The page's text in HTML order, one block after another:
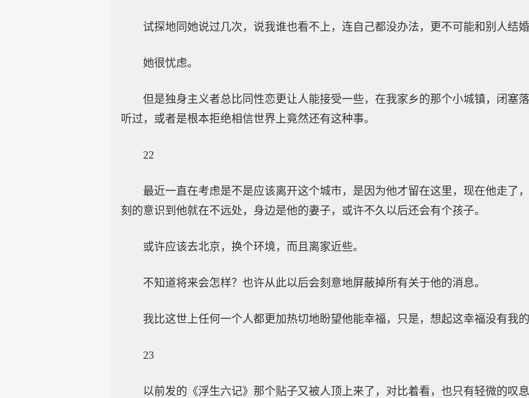
试探地同她说过几次，说我谁也看不上，连自己都没办法，更不可能和别人结
她很忧虑。
但是独身主义者总比同性恋更让人能接受一些，在我家乡的那个小城镇，闭塞
听过，或者是根本拒绝相信世界上竟然还有这种事。
22
最近一直在考虑是不是应该离开这个城市，是因为他才留在这里，现在他走了
刻的意识到他就在不远处，身边是他的妻子，或许不久以后还会有个孩子。
或许应该去北京，换个环境，而且离家近些。
不知道将来会怎样？也许从此以后会刻意地屏蔽掉所有关于他的消息。
我比这世上任何一个人都更加热切地盼望他能幸福，只是，想起这幸福没有我
23
以前发的《浮生六记》那个贴子又被人顶上来了，对比着看，也只有轻微的叹息